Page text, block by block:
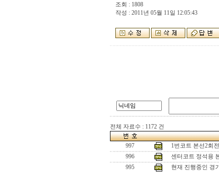
조회 : 1808
작성 : 2011년 05월 11일 12:05:43
전체 자료수 : 1172 건
997
1번코트 본선2회
996
센터코트 정석용
995
현재 진행중인 경